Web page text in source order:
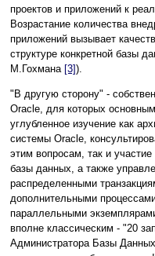
проектов и приложений к
Возрастание количества
приложений вызывает
структуре конкретной базы
М.Гохмана [3]).
"В другую сторону" -
Oracle, для которых
углубленное изучение как
системы Oracle,
этим вопросам, так и
базы данных, а также
распределенными
дополнительными
параллельными
вполне классическим - "20
Администратора Базы